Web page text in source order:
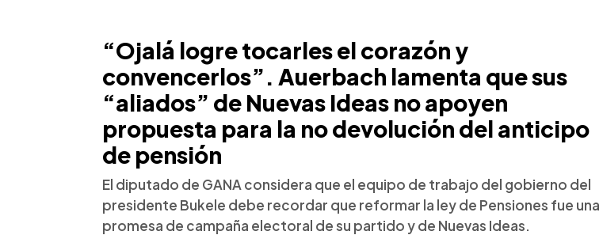
“Ojalá logre tocarles el corazón y
convencerlos”. Auerbach lamenta que sus
“aliados” de Nuevas Ideas no apoyen
propuesta para la no devolución del anticipo
de pensión
El diputado de GANA considera que el equipo de trabajo del gobierno del
presidente Bukele debe recordar que reformar la ley de Pensiones fue una
promesa de campaña electoral de su partido y de Nuevas Ideas.